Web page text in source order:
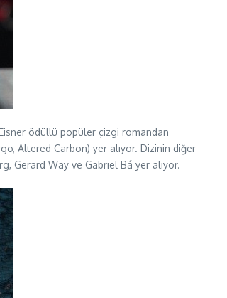
ödüllü popüler çizgi romandan
Altered Carbon) yer alıyor. Dizinin diğer
Gerard Way ve Gabriel Bá yer alıyor.